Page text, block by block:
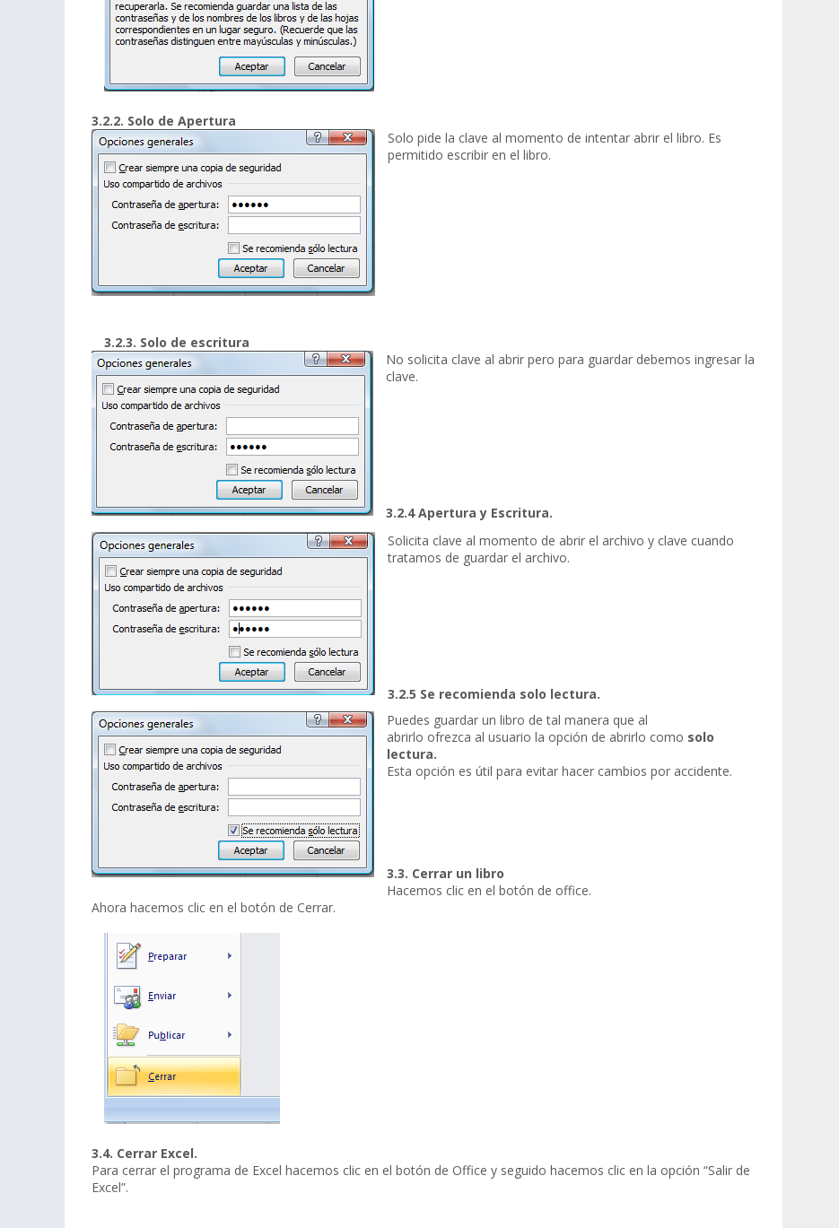
3.2.2. Solo de Apertura
Solo pide la clave al momento de intentar abrir el libro. Es
permitido escribir en el libro.
3.2.3. Solo de escritura
No solicita clave al abrir pero para guardar debemos ingresar la
clave.
3.2.4 Apertura y Escritura.
Solicita clave al momento de abrir el archivo y clave cuando
tratamos de guardar el archivo.
3.2.5 Se recomienda solo lectura.
Puedes guardar un libro de tal manera que al
abrirlo ofrezca al usuario la opción de abrirlo como solo
lectura.
Esta opción es útil para evitar hacer cambios por accidente.
3.3. Cerrar un libro
Hacemos clic en el botón de office.
Ahora hacemos clic en el botón de Cerrar.
3.4. Cerrar Excel.
Para cerrar el programa de Excel hacemos clic en el botón de Office y seguido hacemos clic en la opción “Salir de
Excel”.